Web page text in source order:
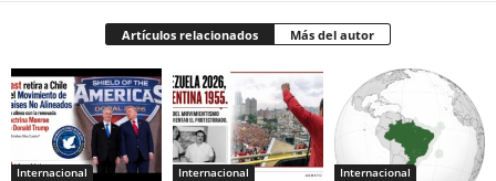
Artículos relacionados Más del autor
Internacional Internacional Internacional